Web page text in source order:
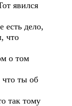
явился
есть дело,
что
о том
ты об
так тому